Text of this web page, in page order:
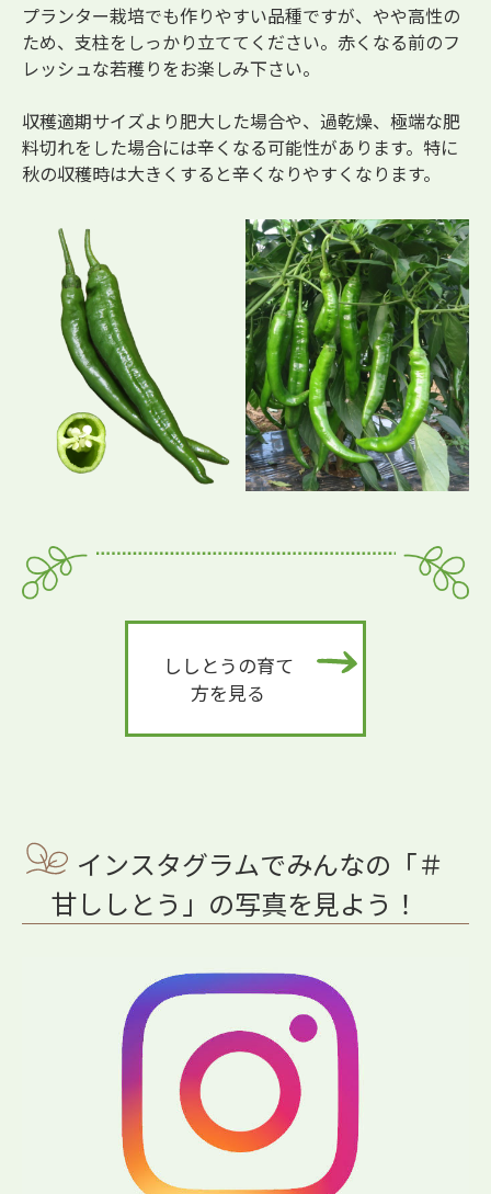
プランター栽培でも作りやすい品種ですが、やや高性の
ため、支柱をしっかり立ててください。赤くなる前のフ
レッシュな若穫りをお楽しみ下さい。
収穫適期サイズより肥大した場合や、過乾燥、極端な肥
料切れをした場合には辛くなる可能性があります。特に
秋の収穫時は大きくすると辛くなりやすくなります。
ししとうの育て
方を見る
インスタグラムでみんなの「＃
甘ししとう」の写真を見よう！